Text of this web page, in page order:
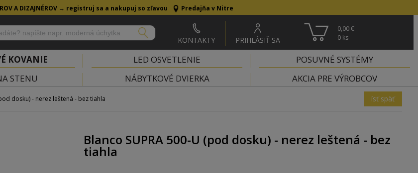
A DIZAJNÉROV → registruj sa a nakupuj so zľavou Predajňa v Nitre
KONTAKTY PRIHLÁSIŤ SA
0,00 €
0 ks
KOVANIE LED OSVETLENIE
POSUVNÉ SYSTÉMY
STENU NÁBYTKOVÉ DVIERKA AKCIA PRE VÝROBCOV
dosku) - nerez leštená - bez tiahla ísť späť
Blanco SUPRA 500-U (pod dosku) - nerez leštená - bez
tiahla